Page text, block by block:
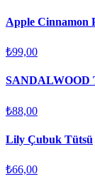
Apple Cinnamon
₺99,00
SANDALWOOD
₺88,00
Lily Çubuk Tütsü
₺66,00